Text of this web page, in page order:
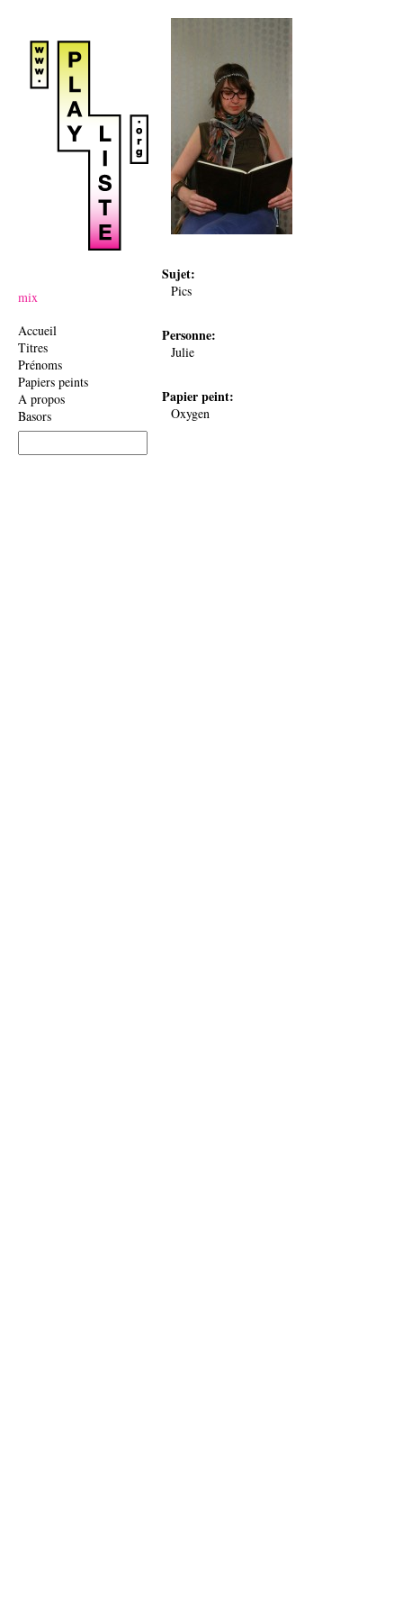
Sujet:
Pics
Personne:
Julie
Papier peint:
Oxygen
mix
Accueil
Titres
Prénoms
Papiers peints
A propos
Basors